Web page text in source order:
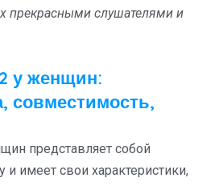
прекрасными слушателями и
у женщин:
совместимость,
представляет собой
и имеет свои характеристики,